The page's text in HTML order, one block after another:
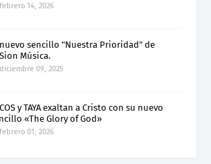
febrero 14, 2026
sencillo "Nuestra Prioridad" de
Música.
diciembre 09, 2025
y TAYA exaltan a Cristo con su nuevo
«The Glory of God»
febrero 01, 2026